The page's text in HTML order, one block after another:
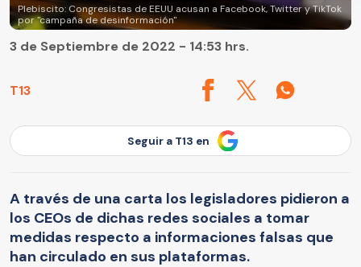
Plebiscito: Congresistas de EEUU acusan a Facebook, Twitter y TikTok
por "campaña de desinformación"
T13
3 de Septiembre de 2022 - 14:53 hrs.
Seguir a T13 en
A través de una carta los legisladores pidieron a
los CEOs de dichas redes sociales a tomar
medidas respecto a informaciones falsas que
han circulado en sus plataformas.